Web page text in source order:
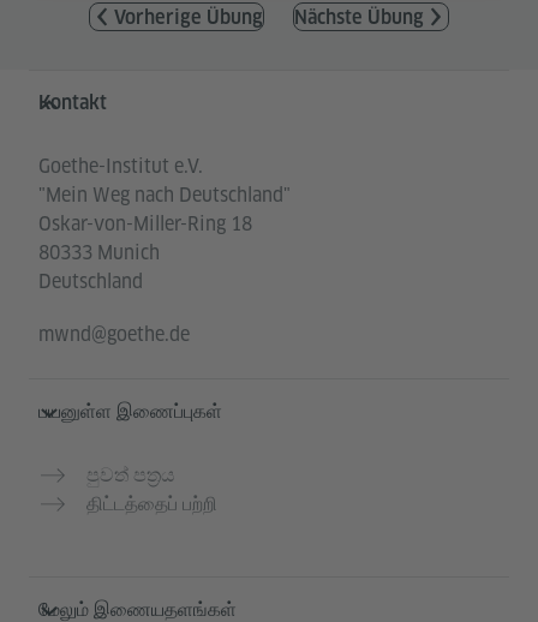
Vorherige Übung Nächste Übung
Service- und Informationsbereich
Kontakt
Goethe-Institut e.V.
"Mein Weg nach Deutschland"
Oskar-von-Miller-Ring 18
80333 Munich
Deutschland
mwnd@goethe.de
பயனுள்ள இணைப்புகள்
පුවත් පත්‍රය
திட்டத்தைப் பற்றி
மேலும் இணையதளங்கள்